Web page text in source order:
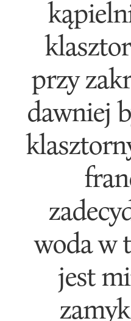
przy
dawniej
woda w
jest